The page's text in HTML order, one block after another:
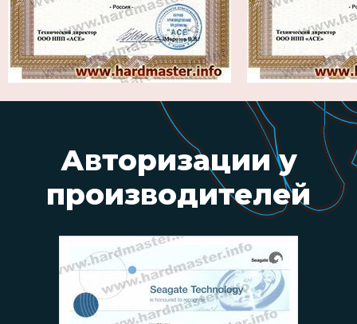
Авторизацииу
производителей